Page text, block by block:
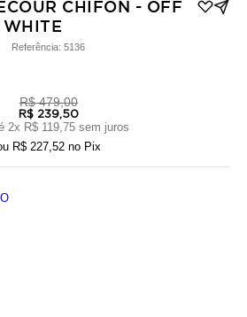
CHIFON - OFF
WHITE
Referência:5136
R$ 479,00
R$ 239,50
2x R$ 119,75 sem juros
R$ 227,52 no Pix